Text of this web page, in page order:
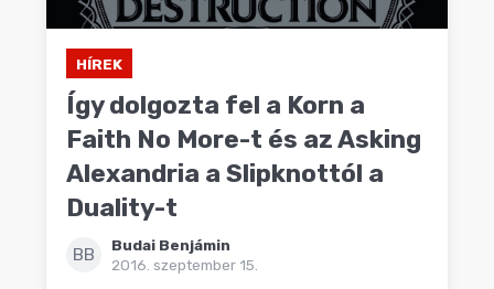
HÍREK
Így dolgozta fel a Korn a
Faith No More-t és az Asking
Alexandria a Slipknottól a
Duality-t
BB
Budai Benjámin
2016. szeptember 15.